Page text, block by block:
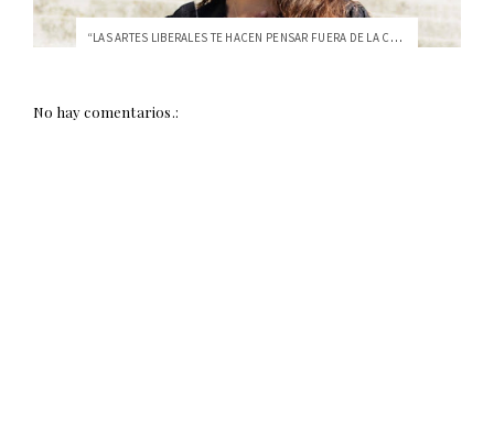
“LAS ARTES LIBERALES TE HACEN PENSAR FUERA DE LA CAJA”
No hay comentarios.: